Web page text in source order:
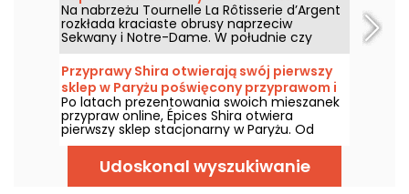
opinie i zdjęcia
Na nabrzeżu Tournelle La Rôtisserie d’Argent
rozkłada kraciaste obrusy naprzeciw
Sekwany i Notre-Dame. W południe czy
wieczorem ta letnia restauracja serwuje
wielkie klasy bistrotu, odświeżone przez szefa
kuchni Romuald Sinnan, w scenerii niczym
kartka z pocztówki, która tym razem nie
poświęca danom widoku.
Przyprawy Shira otwierają swój pierwszy
sklep w Paryżu poświęcony przyprawom i
kuchni śródziemnomorskiej.
Po latach prezentowania swoich mieszanek
przypraw online, Épices Shira otwiera
pierwszy sklep stacjonarny w Paryżu. Od
września 2026 roku sieć wkroczy na Marché
Saint-Martin w 10. dzielnicy, oferując sklep
spożywczy, dania śródziemnomorskie na
wynos i wybór wyrobów delikatesowych z
Udoskonal wyszukiwanie